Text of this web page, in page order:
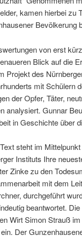
kamen hierbei zu
Bevölkerung
von erst
Blick auf die
Projekt des
mit Schülern
der Opfer, Täter,
analysiert. Gunnar
in Geschichte über
steht im
Instituts Ihre
Zinke zu den
mit dem
durchgeführt
beantwortet.
Wirt Simon Strauß
Der